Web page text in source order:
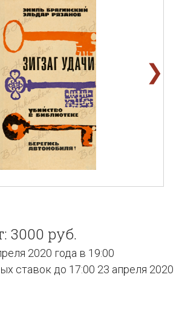
❯
3000 руб.
2020 года в 19:00
ставок до 17:00 23 апреля 2020